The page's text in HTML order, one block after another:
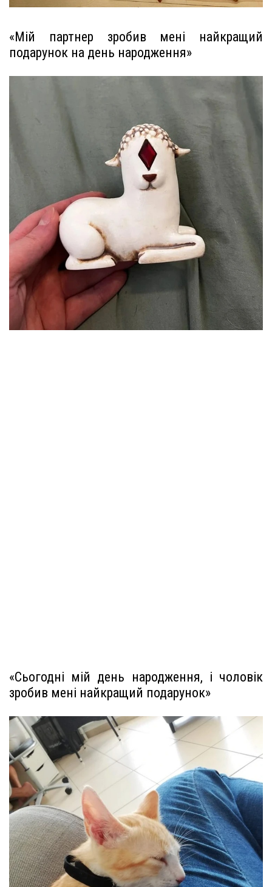
«Мій партнер зробив мені найкращий
подарунок на день народження»
«Сьогодні мій день народження, і чоловік
зробив мені найкращий подарунок»